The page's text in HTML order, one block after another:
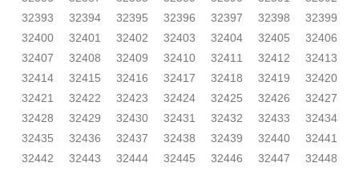
32393
32394 32395 32396 32397 32398
32399
32400
32401 32402 32403 32404 32405
32406
32407
32408 32409 32410 32411 32412
32413
32414
32415 32416 32417 32418 32419
32420
32421
32422 32423 32424 32425 32426
32427
32428
32429 32430 32431 32432 32433
32434
32435
32436 32437 32438 32439 32440
32441
32442
32443 32444 32445 32446 32447
32448